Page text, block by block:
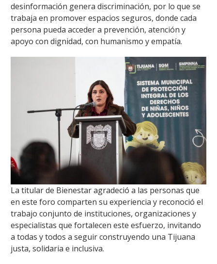
desinformación genera discriminación, por lo que se
trabaja en promover espacios seguros, donde cada
persona pueda acceder a prevención, atención y
apoyo con dignidad, con humanismo y empatía.
La titular de Bienestar agradeció a las personas que
en este foro comparten su experiencia y reconoció el
trabajo conjunto de instituciones, organizaciones y
especialistas que fortalecen este esfuerzo, invitando
a todas y todos a seguir construyendo una Tijuana
justa, solidaria e inclusiva.